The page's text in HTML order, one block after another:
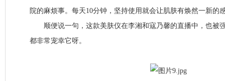
院的麻烦事。每天10分钟，坚持使用就会让肌肤有焕然一新的
顺便说一句，这款美肤仪在李湘和寇乃馨的直播中，也被
都非常宠幸它呀。